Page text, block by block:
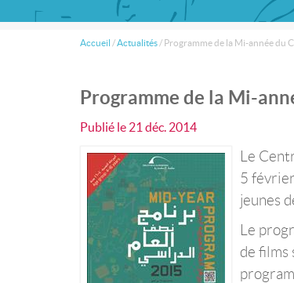
Accueil /Actualités / Programme de la Mi-année du
Programme de la Mi-
Publié le 21 déc. 2014
Le
5
jeunes
Le
de films